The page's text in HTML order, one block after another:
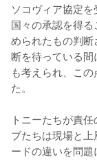
ソコヴィア協定
国々の承認を得
められたもの判
断を待っている
も考えられ、こ
た。
トニーたちが責
ブたちは現場と
ードの違いを問題